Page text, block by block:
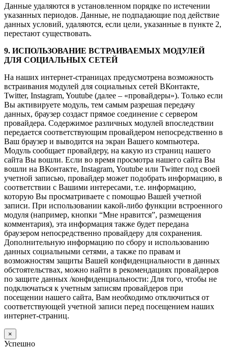
Данные удаляются в установленном порядке по истечении
указанных периодов. Данные, не подпадающие под действие
данных условий, удаляются, если цели, указанные в пункте 2,
перестают существовать.
9. ИСПОЛЬЗОВАНИЕ ВСТРАИВАЕМЫХ МОДУЛЕЙ
ДЛЯ СОЦИАЛЬНЫХ СЕТЕЙ
На наших интернет-страницах предусмотрена возможность
встраивания модулей для социальных сетей ВКонтакте,
Twitter, Instagram, Youtube (далее – «провайдеры»). Только если
Вы активируете модуль, тем самым разрешая передачу
данных, браузер создаст прямое соединение с сервером
провайдера. Содержимое различных модулей впоследствии
передается соответствующим провайдером непосредственно в
Ваш браузер и выводится на экран Вашего компьютера.
Модуль сообщает провайдеру, на какую из страниц нашего
сайта Вы вошли. Если во время просмотра нашего сайта Вы
вошли на ВКонтакте, Instagram, Youtube или Twitter под своей
учетной записью, провайдер может подобрать информацию, в
соответствии с Вашими интересами, т.е. информацию,
которую Вы просматриваете с помощью Вашей учетной
записи. При использовании какой-либо функции встроенного
модуля (например, кнопки “Мне нравится”, размещения
комментария), эта информация также будет передана
браузером непосредственно провайдеру для сохранения.
Дополнительную информацию по сбору и использованию
данных социальными сетями, а также по правам и
возможностям защиты Вашей конфиденциальности в данных
обстоятельствах, можно найти в рекомендациях провайдеров
по защите данных /конфиденциальности: Для того, чтобы не
подключаться к учетным записям провайдеров при
посещении нашего сайта, Вам необходимо отключиться от
соответствующей учетной записи перед посещением наших
интернет-страниц.
×
Успешно